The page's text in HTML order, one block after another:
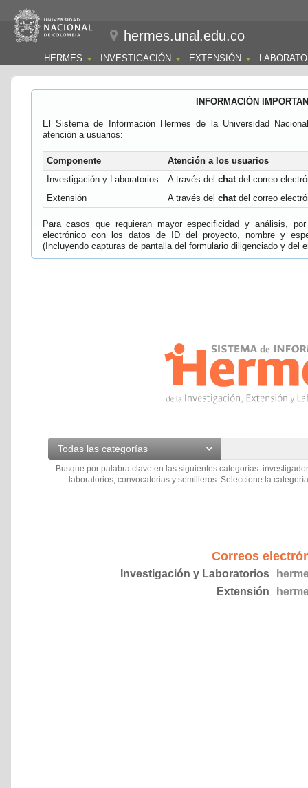
hermes.unal.edu.co
HERMES INVESTIGACIÓN EXTENSIÓN
INFORMACIÓN
El Sistema de Información Hermes de la Universidad
atención a usuarios:
Componente
Atención a los usuarios
Investigación y Laboratorios
A través del chatdel correo
Extensión
A través del chatdel correo
Para casos que requieran mayor especificidad y análisis,
electrónico con los datos de ID del proyecto, nombre y
(Incluyendo capturas de pantalla del formulario diligenciado y del
Todas las categorías
Busque por palabra clave en las siguientes categorías:
laboratorios, convocatorias y semilleros. Seleccione la
Correos
Investigación y Laboratorios
Extensión